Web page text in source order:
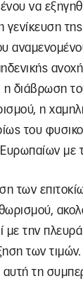
να
η γενίκευση
η διάβρωση
η
του
με
των
με την
των
αυτή τη